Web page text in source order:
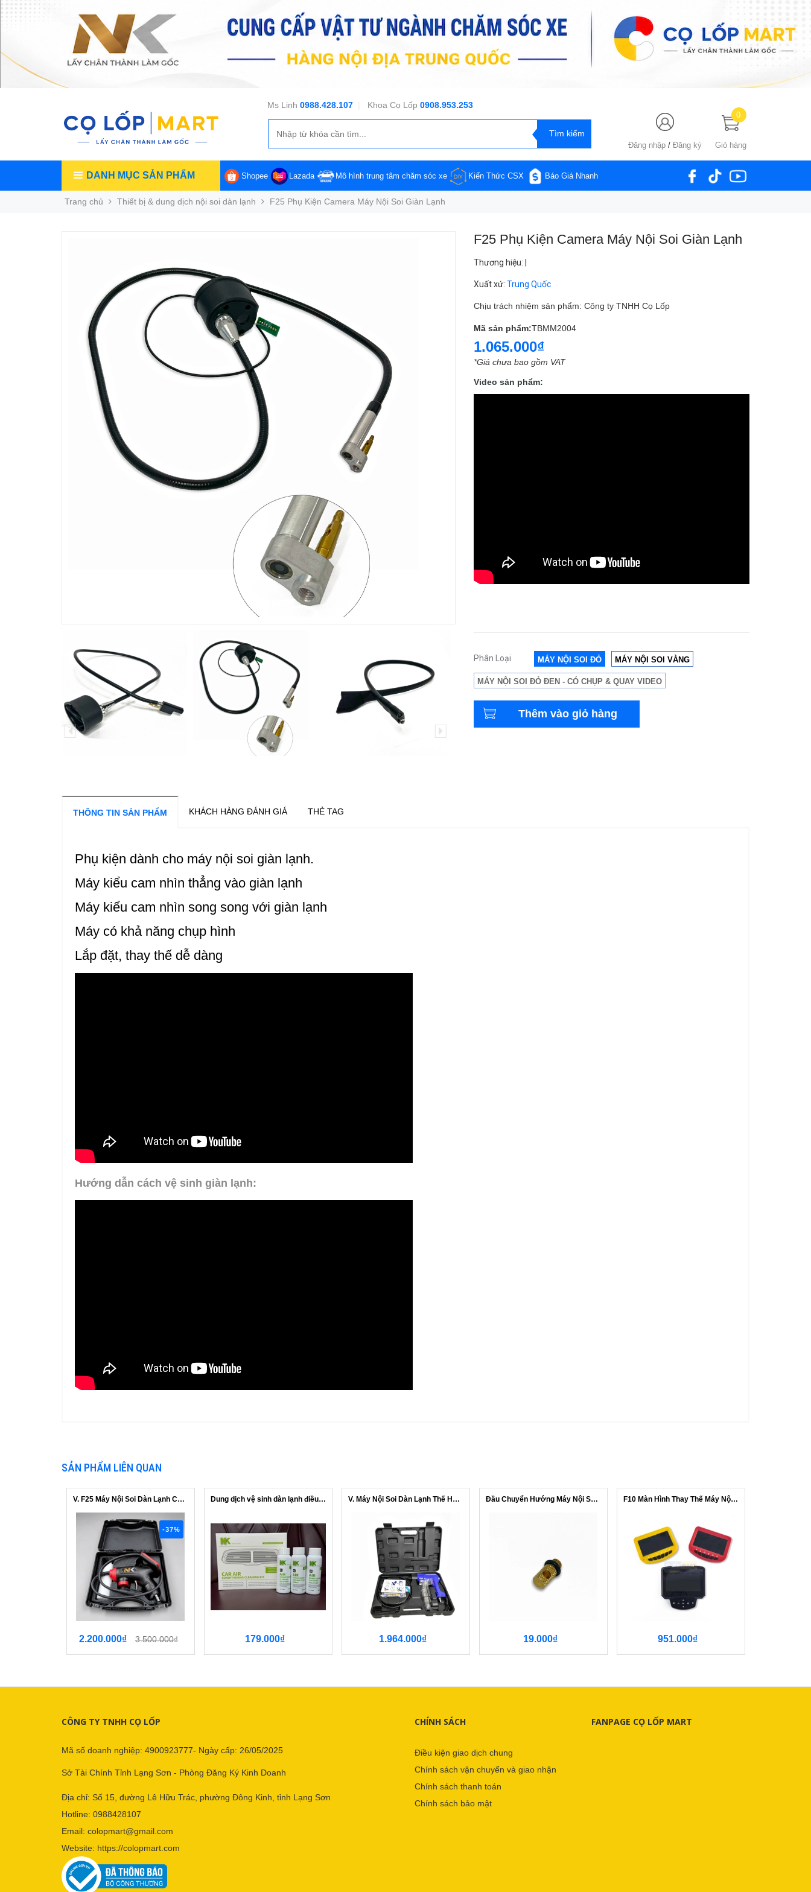
Ms Linh 0988.428.107| Khoa Cọ Lốp 0908.953.253
Đăng nhập / Đăng ký Giỏ hàng
0
DANH MỤC SẢN PHẨM Shopee Lazada Mô hình trung tâm chăm sóc xe Kiến Thức CSX Báo Giá Nhanh
Trang chủ Thiết bị & dung dịch nội soi dàn lạnh F25 Phụ Kiện Camera Máy Nội Soi Giàn Lạnh
F25 Phụ Kiện Camera Máy Nội Soi Giàn Lạnh
Thương hiệu: |
Xuất xứ: Trung Quốc
Chịu trách nhiệm sản phẩm: Công ty TNHH Cọ Lốp
Mã sản phẩm:TBMM2004
1.065.000₫
*Giá chưa bao gồm VAT
Video sản phẩm:
Phân Loại MÁY NỘI SOI ĐỎ MÁY NỘI SOI VÀNG
MÁY NỘI SOI ĐỎ ĐEN - CÓ CHỤP & QUAY VIDEO
Thêm vào giỏ hàng
THÔNG TIN SẢN PHẨM KHÁCH HÀNG ĐÁNH GIÁ THẺ TAG
Phụ kiện dành cho máy nội soi giàn lạnh.
Máy kiểu cam nhìn thẳng vào giàn lạnh
Máy kiểu cam nhìn song song với giàn lạnh
Máy có khả năng chụp hình
Lắp đặt, thay thế dễ dàng
Hướng dẫn cách vệ sinh giàn lạnh:
SẢN PHẨM LIÊN QUAN
V. F25 Máy Nội Soi Dàn Lạnh Cam Ngang...
-37%
2.200.000₫ 3.500.000₫
Dung dịch vệ sinh dàn lạnh điều hòa NK
179.000₫
V. Máy Nội Soi Dàn Lạnh Thế Hệ Mới KA...
1.964.000₫
Đầu Chuyển Hướng Máy Nội Soi Giàn Lạnh
19.000₫
F10 Màn Hình Thay Thế Máy Nội Soi Dàn...
951.000₫
CÔNG TY TNHH CỌ LỐP
Mã số doanh nghiệp: 4900923777- Ngày cấp: 26/05/2025
Sở Tài Chính Tỉnh Lạng Sơn - Phòng Đăng Ký Kinh Doanh
Địa chỉ: Số 15, đường Lê Hữu Trác, phường Đông Kinh, tỉnh Lạng Sơn
Hotline: 0988428107
Email: colopmart@gmail.com
Website: https://colopmart.com
CHÍNH SÁCH
Điều kiện giao dịch chung
Chính sách vận chuyển và giao nhận
Chính sách thanh toán
Chính sách bảo mật
FANPAGE CỌ LỐP MART